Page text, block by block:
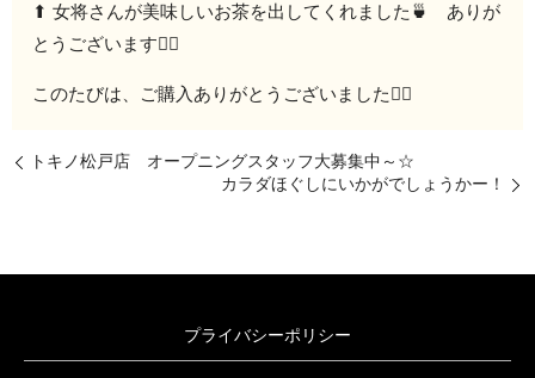
⬆︎ 女将さんが美味しいお茶を出してくれました🍵 ありが
とうございます🙇‍♂️
このたびは、ご購入ありがとうございました🙇‍♂️
トキノ松戸店 オープニングスタッフ大募集中～☆
カラダほぐしにいかがでしょうかー！
プライバシーポリシー